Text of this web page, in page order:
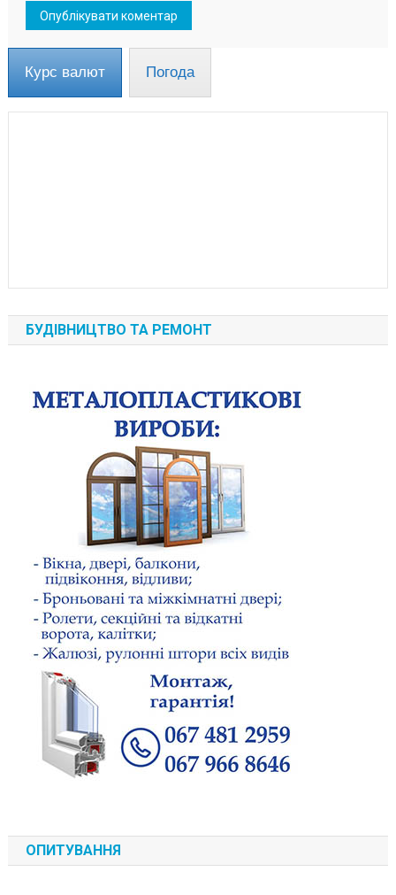
Курс валют Погода
БУДІВНИЦТВО ТА РЕМОНТ
ОПИТУВАННЯ